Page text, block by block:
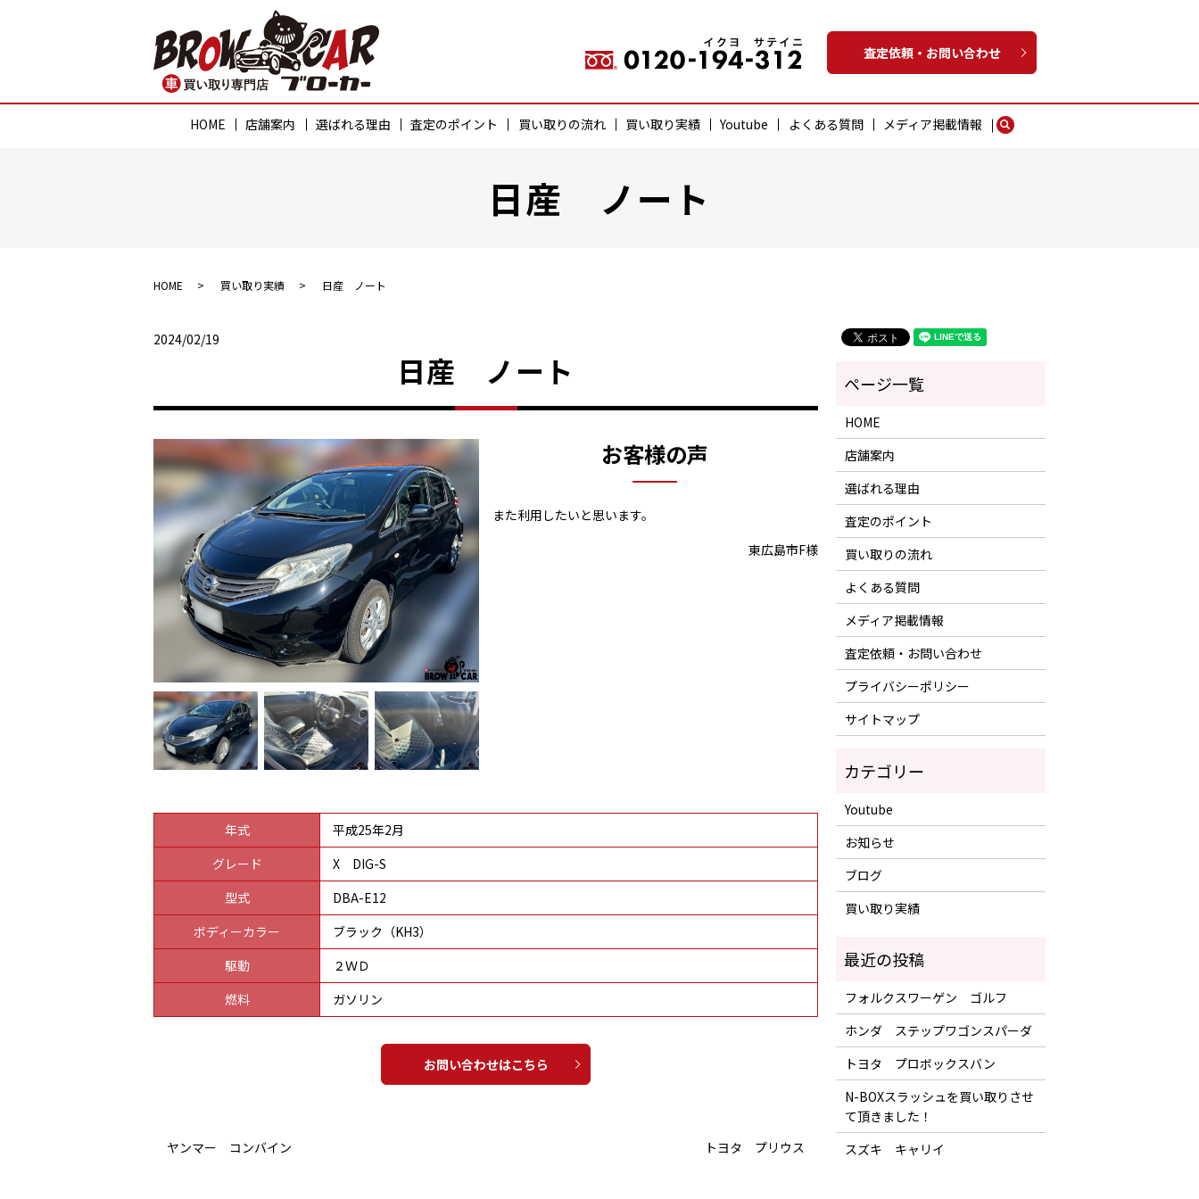
HOME 店舗案内 選ばれる理由 査定のポイント 買い取りの流れ 買い取り実績 Youtube よくある質問 メディア掲載情報 search
査定依頼・お問い合わせ
日産 ノート
HOME 買い取り実績 日産 ノート
2024/02/19
日産 ノート
お客様の声
また利用したいと思います。
東広島市F様
年式
平成25年2月
グレード
X DIG-S
型式
DBA-E12
ボディーカラー
ブラック（KH3）
駆動
２ＷＤ
燃料
ガソリン
お問い合わせはこちら
ヤンマー コンバイン トヨタ プリウス
HOME
店舗案内
選ばれる理由
査定のポイント
買い取りの流れ
よくある質問
メディア掲載情報
査定依頼・お問い合わせ
プライバシーポリシー
サイトマップ
Youtube
お知らせ
ブログ
買い取り実績
フォルクスワーゲン ゴルフ
ホンダ ステップワゴンスパーダ
トヨタ プロボックスバン
N-BOXスラッシュを買い取りさせ
て頂きました！
スズキ キャリイ